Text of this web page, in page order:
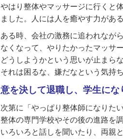
やはり整体やマッサージに行くと
ました。人には人を癒やす力があ
ある時、会社の激務に追われなが
なくなって、やりたかったマッサ
どうしようかという思いが止まら
それは困るな、嫌だなという気持ち
意を決して退職し、学生にな
次第に「やっぱり整体師になりた
整体の専門学校やその後の進路を
いろいろと話しを聞いたり、両親